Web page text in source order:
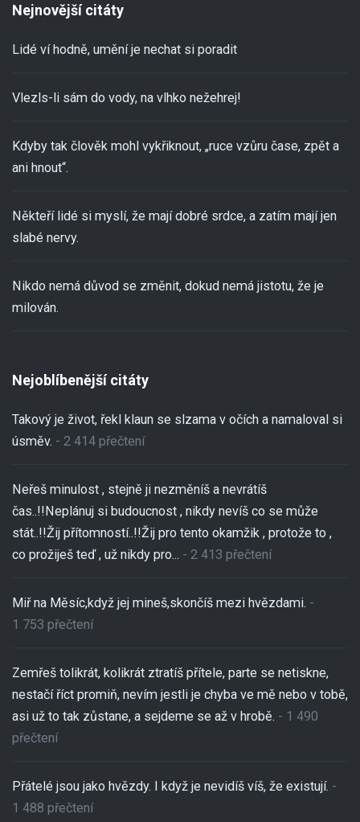
Nejnovější citáty
Lidé ví hodně, umění je nechat si poradit
Vlezls-li sám do vody, na vlhko nežehrej!
Kdyby tak člověk mohl vykřiknout, „ruce vzůru čase, zpět a
ani hnout“.
Někteří lidé si myslí, že mají dobré srdce, a zatím mají jen
slabé nervy.
Nikdo nemá důvod se změnit, dokud nemá jistotu, že je
milován.
Nejoblíbenější citáty
Takový je život, řekl klaun se slzama v očích a namaloval si
úsměv. - 2 414 přečtení
Neřeš minulost , stejně ji nezměníš a nevrátíš
čas..!!Neplánuj si budoucnost , nikdy nevíš co se může
stát..!!Žij přítomností..!!Žij pro tento okamžik , protože to ,
co prožiješ teď , už nikdy pro... - 2 413 přečtení
Miř na Měsíc,když jej mineš,skončíš mezi hvězdami. -
1 753 přečtení
Zemřeš tolikrát, kolikrát ztratíš přítele, parte se netiskne,
nestačí říct promiň, nevím jestli je chyba ve mě nebo v tobě,
asi už to tak zůstane, a sejdeme se až v hrobě. - 1 490
přečtení
Přátelé jsou jako hvězdy. I když je nevidíš víš, že existují. -
1 488 přečtení